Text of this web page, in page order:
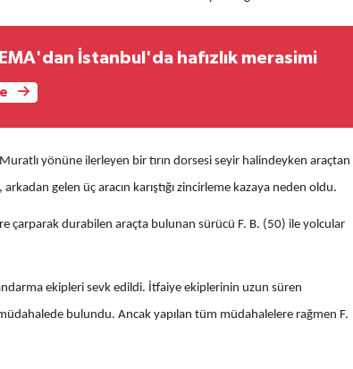
İstanbul'da hafızlık merasimi
yönüne ilerleyen bir tırın dorsesi seyir halindeyken araçtan
gelen üç aracın karıştığı zincirleme kazaya neden oldu.
çarparak durabilen araçta bulunan sürücü F. B. (50) ile yolcular
ekipleri sevk edildi. İtfaiye ekiplerinin uzun süren
müdahalede bulundu. Ancak yapılan tüm müdahalelere rağmen F.